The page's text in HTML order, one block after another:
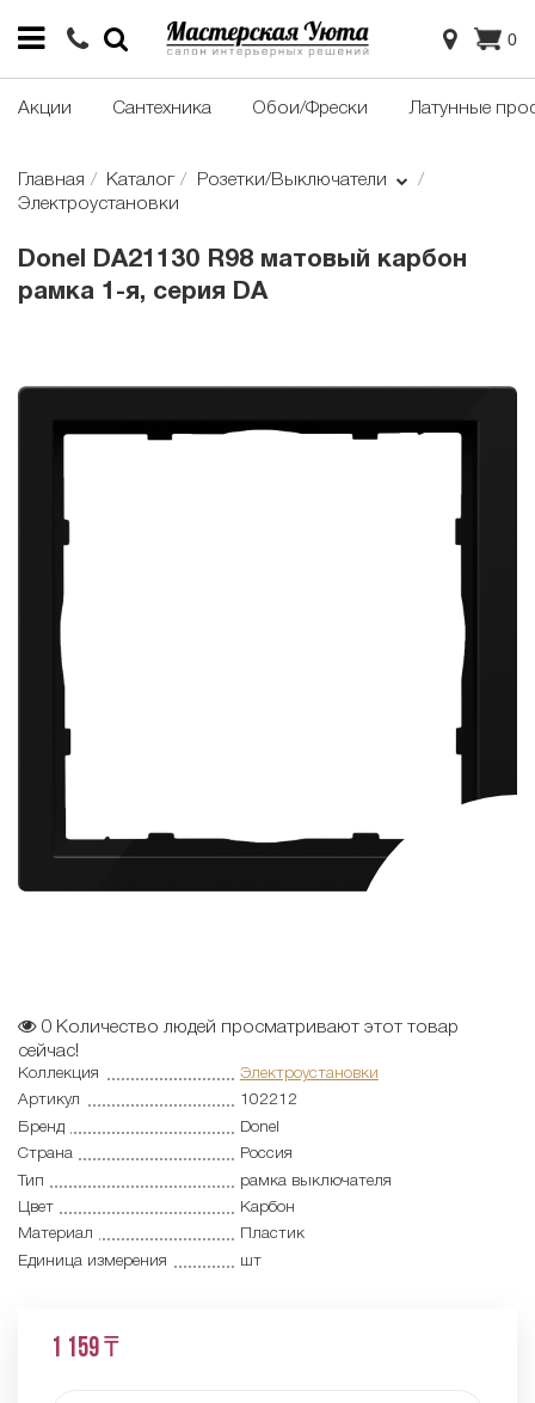
0
Акции Сантехника Обои/Фрески Латунные
Главная Каталог
Розетки/Выключатели
Электроустановки
Donel DA21130 R98 матовый карбон
рамка 1-я, серия DA
0 Количество людей просматривают этот товар
сейчас!
Коллекция
Электроустановки
Артикул
102212
Бренд
Donel
Страна
Россия
Тип
рамка выключателя
Цвет
Карбон
Материал
Пластик
Единица измерения
шт
1 159 ₸